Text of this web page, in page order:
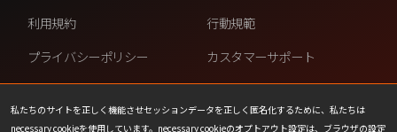
私たちのサイトを正しく機能させセッションデータを正しく匿名化するために、私たちは
necessary cookieを使用しています。necessary cookieのオプトアウト設定は、ブラウザの設定
利用規約
行動規範
プライバシーポリシー
カスタマーサポート
ファンコンテンツ・ポリシー
個人情報の販売や共有を許可し
ない